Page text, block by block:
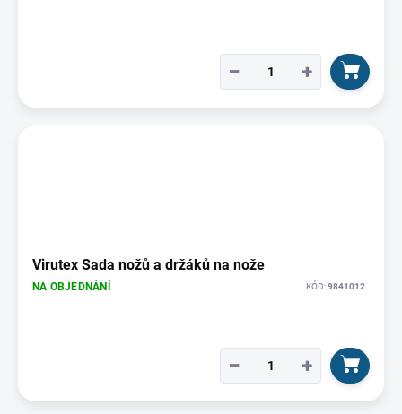
+
−
Virutex Sada nožů a držáků na nože
NA OBJEDNÁNÍ KÓD:9841012
+
−